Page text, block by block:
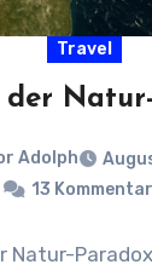
Travel
der
Adolph
13
Natur-